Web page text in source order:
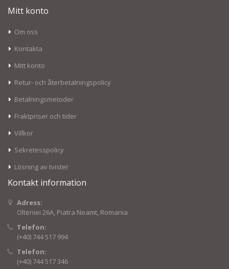
Mitt konto
Om oss
Kontakta
Mitt konto
Retur- och återbetalningspolicy
Betalningsmetoder
Fraktpriser och tider
Villkor
Sekretesspolicy
Lösning av tvister
Kontakt information
Adress:
Olteniei 26A, Piatra Neamt, Romania
Telefon:
(+40) 744 517 994
Telefon:
(+40) 744 517 346